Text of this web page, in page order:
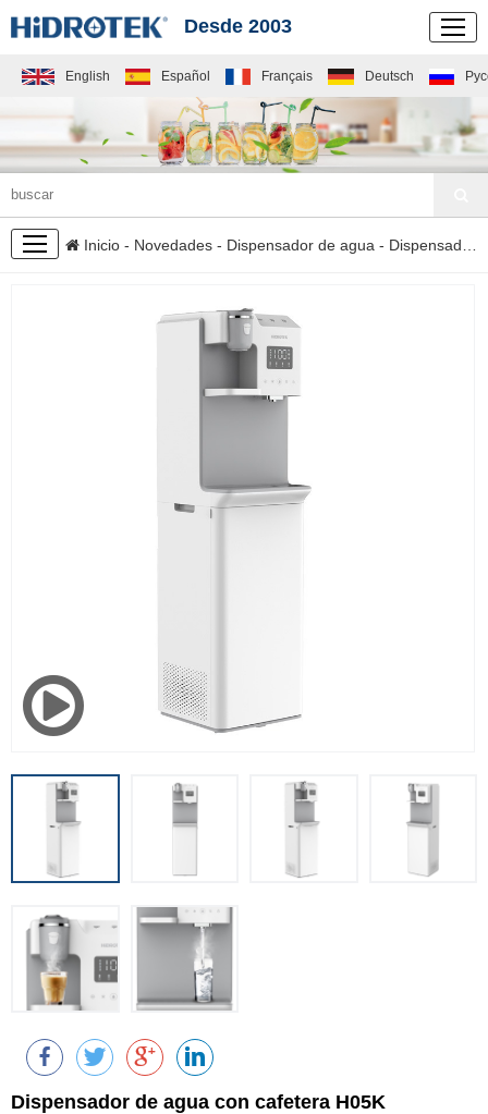
Desde 2003
English Español Français Deutsch
NOVEDADES
Inicio - Novedades - Dispensador de agua - Dispensador de agua con cafetera H05K
Dispensador de agua con cafetera H05K